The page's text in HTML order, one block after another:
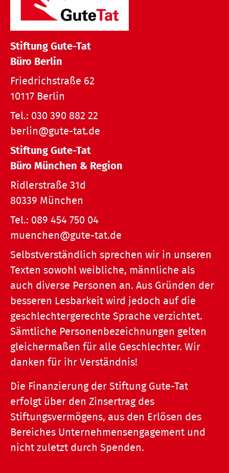
Stiftung Gute-Tat
Büro Berlin
Friedrichstraße 62
10117 Berlin
Tel.: 030 390 882 22
berlin@gute-tat.de
Stiftung Gute-Tat
Büro München & Region
Ridlerstraße 31d
80339 München
Tel.: 089 454 750 04
muenchen@gute-tat.de
Selbstverständlich sprechen wir in unseren
Texten sowohl weibliche, männliche als
auch diverse Personen an. Aus Gründen der
besseren Lesbarkeit wird jedoch auf die
geschlechtergerechte Sprache verzichtet.
Sämtliche Personenbezeichnungen gelten
gleichermaßen für alle Geschlechter. Wir
danken für ihr Verständnis!
Die Finanzierung der Stiftung Gute-Tat
erfolgt über den Zinsertrag des
Stiftungsvermögens, aus den Erlösen des
Bereiches Unternehmensengagement und
nicht zuletzt durch Spenden.